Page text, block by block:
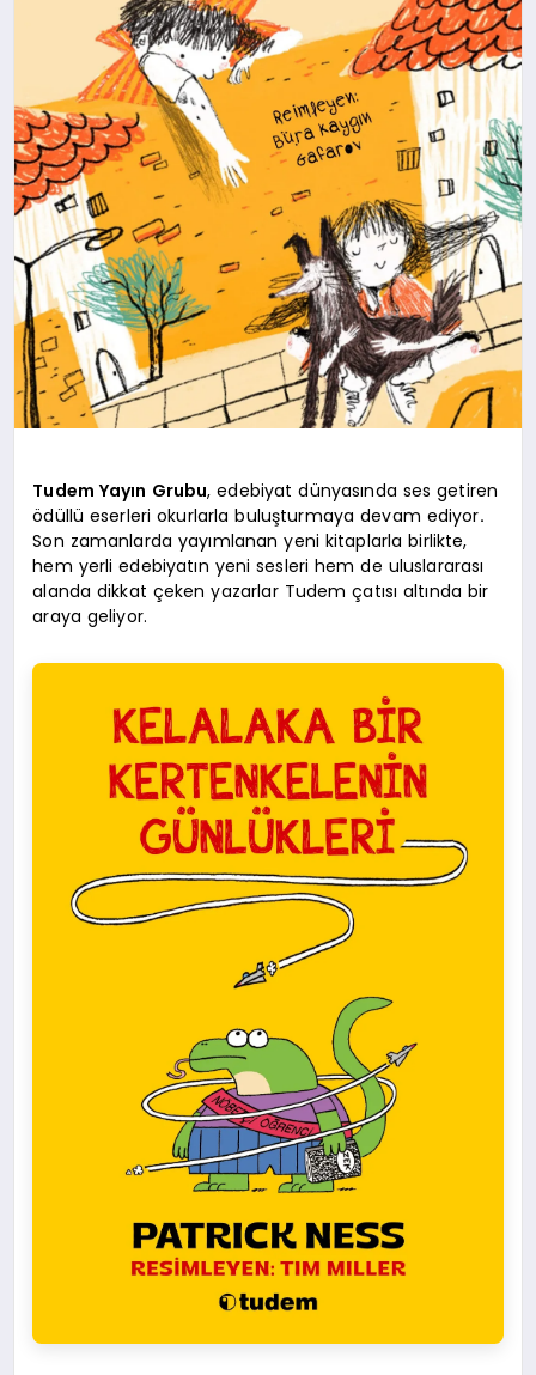
Tudem Yayın Grubu, edebiyat dünyasında ses getiren
ödüllü eserleri okurlarla buluşturmaya devam ediyor.
Son zamanlarda yayımlanan yeni kitaplarla birlikte,
hem yerli edebiyatın yeni sesleri hem de uluslararası
alanda dikkat çeken yazarlar Tudem çatısı altında bir
araya geliyor.